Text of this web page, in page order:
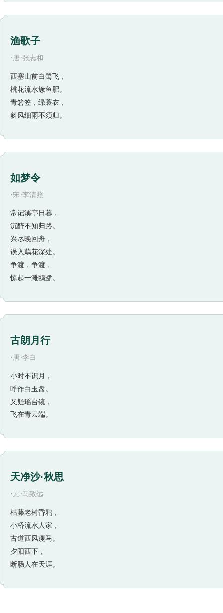
渔歌子
·唐·张志和
西塞山前白鹭飞，
桃花流水鳜鱼肥。
青箬笠，绿蓑衣，
斜风细雨不须归。
如梦令
·宋·李清照
常记溪亭日暮，
沉醉不知归路。
兴尽晚回舟，
误入藕花深处。
争渡，争渡，
惊起一滩鸥鹭。
古朗月行
·唐·李白
小时不识月，
呼作白玉盘。
又疑瑶台镜，
飞在青云端。
天净沙·秋思
·元·马致远
枯藤老树昏鸦，
小桥流水人家，
古道西风瘦马。
夕阳西下，
断肠人在天涯。